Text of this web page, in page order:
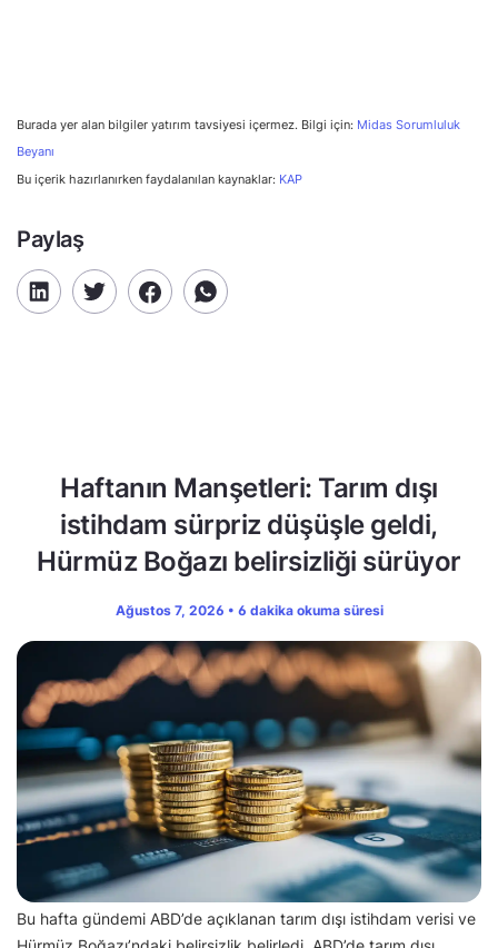
Burada yer alan bilgiler yatırım tavsiyesi içermez. Bilgi için: Midas Sorumluluk
Beyanı
Bu içerik hazırlanırken faydalanılan kaynaklar: KAP
Paylaş
Haftanın Manşetleri: Tarım dışı
istihdam sürpriz düşüşle geldi,
Hürmüz Boğazı belirsizliği sürüyor
Ağustos 7, 2026 • 6 dakika okuma süresi
Bu hafta gündemi ABD’de açıklanan tarım dışı istihdam verisi ve